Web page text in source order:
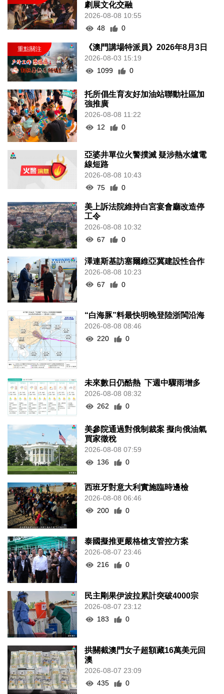
劇展文化交融
2026-08-08 10:55
48
0
《澳門講場特派員》2026年8月3日
2026-08-03 15:19
1099
0
托所倡生育友好加油站聯動社區加
強推廣
2026-08-08 11:22
12
0
亞婆井單位火警撲滅 疑涉熱水爐電
線短路
2026-08-08 10:43
75
0
美上訴法院維持白宮宴會廳改造停
工令
2026-08-08 10:32
67
0
澤連斯基訪塞爾維亞冀建設性合作
2026-08-08 10:23
67
0
“白海豚”料最快明晚登陸浙閩沿海
2026-08-08 08:46
220
0
未來數日仍酷熱 下週中驟雨增多
2026-08-08 08:32
262
0
美參院通過對俄制裁案 擬向俄油氣
買家徵稅
2026-08-08 07:59
136
0
西班牙對意大利實施臨時邊檢
2026-08-08 06:46
200
0
泰國擬推更嚴格槍支管控方案
2026-08-07 23:46
216
0
民主剛果伊波拉累計突破4000宗
2026-08-07 23:12
183
0
拱關截澳門女子超額藏16萬美元回
澳
2026-08-07 23:09
435
0